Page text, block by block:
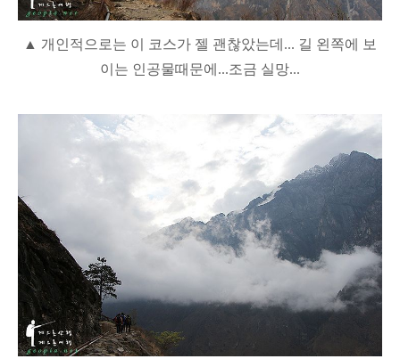
▲ 개인적으로는 이 코스가 젤 괜찮았는데... 길 왼쪽에 보
이는 인공물때문에...조금 실망...